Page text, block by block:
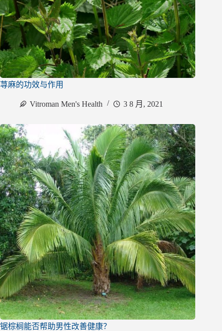
荨麻的功效与作用
Vitroman Men's Health 3 8 月, 2021
锯棕榈能否帮助男性改善健康？